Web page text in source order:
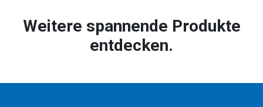
Weitere spannende Produkte
entdecken.